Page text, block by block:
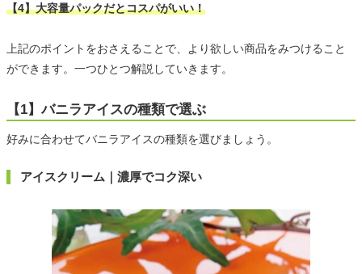
【4】大容量パックだとコスパがいい！
上記のポイントをおさえることで、より欲しい商品をみつけること
ができます。一つひとつ解説していきます。
【1】バニラアイスの種類で選ぶ
好みに合わせてバニラアイスの種類を選びましょう。
アイスクリーム｜濃厚でコク深い